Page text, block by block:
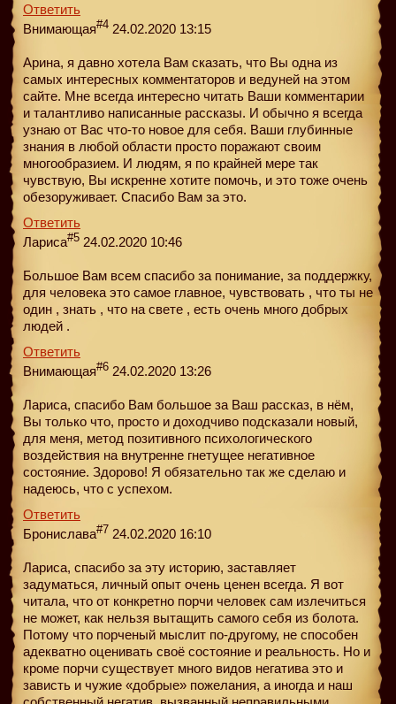
Ответить
Внимающая#4 24.02.2020 13:15
Арина, я давно хотела Вам сказать, что Вы одна из
самых интересных комментаторов и ведуней на этом
сайте. Мне всегда интересно читать Ваши комментарии
и талантливо написанные рассказы. И обычно я всегда
узнаю от Вас что-то новое для себя. Ваши глубинные
знания в любой области просто поражают своим
многообразием. И людям, я по крайней мере так
чувствую, Вы искренне хотите помочь, и это тоже очень
обезоруживает. Спасибо Вам за это.
Ответить
Лариса#5 24.02.2020 10:46
Большое Вам всем спасибо за понимание, за поддержку,
для человека это самое главное, чувствовать , что ты не
один , знать , что на свете , есть очень много добрых
людей .
Ответить
Внимающая#6 24.02.2020 13:26
Лариса, спасибо Вам большое за Ваш рассказ, в нём,
Вы только что, просто и доходчиво подсказали новый,
для меня, метод позитивного психологического
воздействия на внутренне гнетущее негативное
состояние. Здорово! Я обязательно так же сделаю и
надеюсь, что с успехом.
Ответить
Бронислава#7 24.02.2020 16:10
Лариса, спасибо за эту историю, заставляет
задуматься, личный опыт очень ценен всегда. Я вот
читала, что от конкретно порчи человек сам излечиться
не может, как нельзя вытащить самого себя из болота.
Потому что порченый мыслит по-другому, не способен
адекватно оценивать своё состояние и реальность. Но и
кроме порчи существует много видов негатива это и
зависть и чужие «добрые» пожелания, а иногда и наш